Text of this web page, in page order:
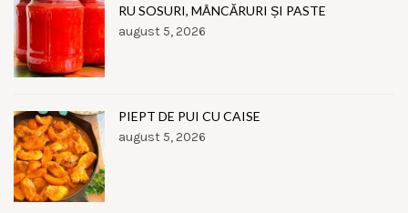
RU SOSURI, MÂNCĂRURI ȘI PASTE
august 5, 2026
PIEPT DE PUI CU CAISE
august 5, 2026